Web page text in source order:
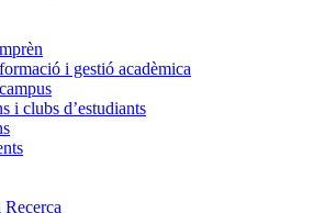
i gestió acadèmica
i clubs d’estudiants